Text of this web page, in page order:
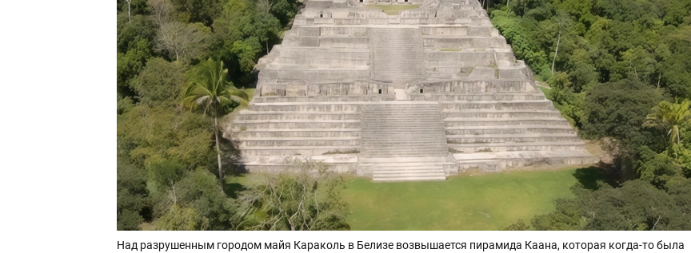
Над разрушенным городом майя Караколь в Белизе возвышается пирамида Каана, которая когда-то была